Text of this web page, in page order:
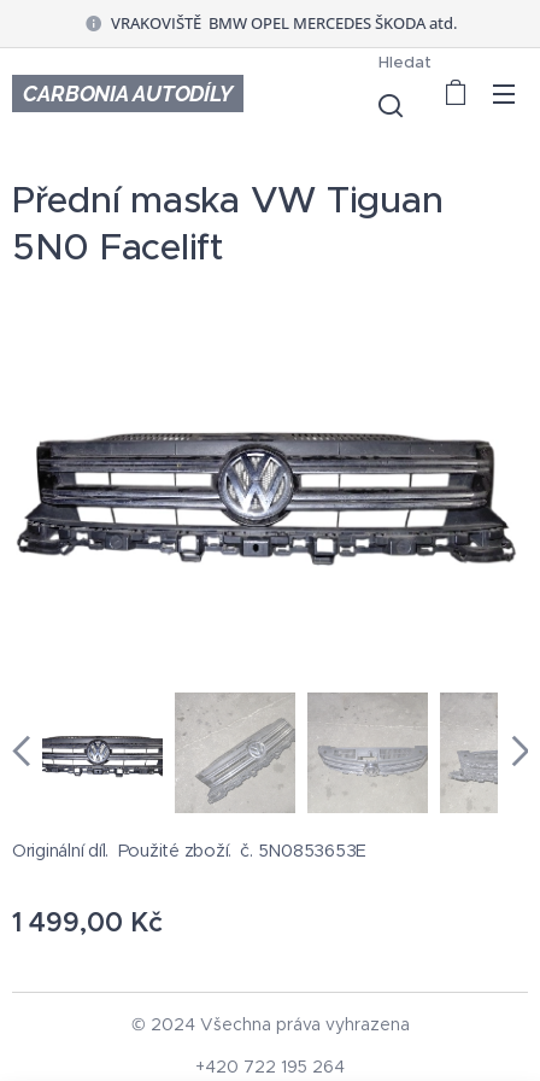
VRAKOVIŠTĚ BMW OPEL MERCEDES ŠKODA atd.
CARBONIA AUTODÍLY
Hledat
Přední maska VW Tiguan
5N0 Facelift
Originální díl. Použité zboží. č. 5N0853653E
1 499,00 Kč
© 2024 Všechna práva vyhrazena
+420 722 195 264